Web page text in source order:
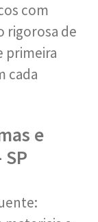
com
rigorosa de
primeira
cada
e